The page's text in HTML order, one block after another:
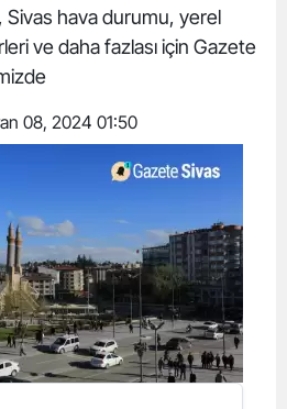
Sivas hava durumu, yerel
ve daha fazlası için Gazete
08, 2024 01:50